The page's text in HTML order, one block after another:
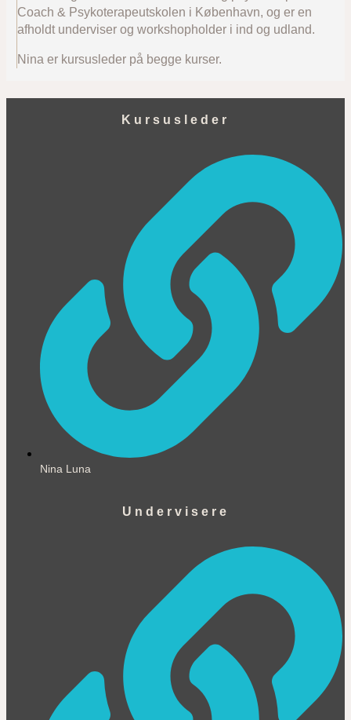
Coach & Psykoterapeutskolen i København, og er en
afholdt underviser og workshopholder i ind og udland.
Nina er kursusleder på begge kurser.
Kursusleder
Nina Luna
Undervisere